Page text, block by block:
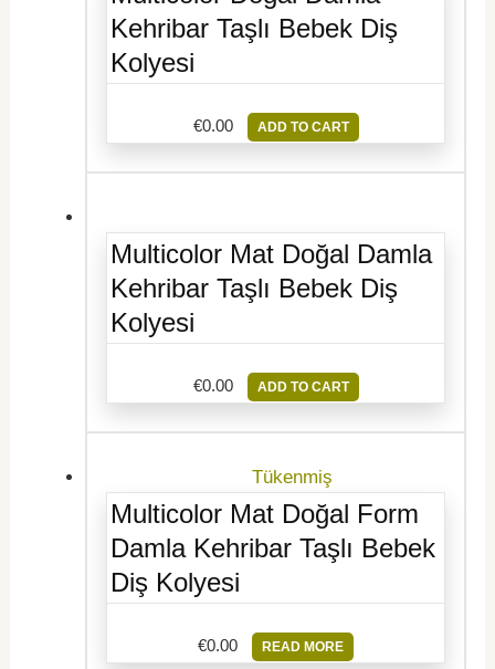
Kehribar Taşlı Bebek Diş
Kolyesi
€0.00 ADD TO CART
Multicolor Mat Doğal Damla
Kehribar Taşlı Bebek Diş
Kolyesi
€0.00 ADD TO CART
Tükenmiş
Multicolor Mat Doğal Form
Damla Kehribar Taşlı Bebek
Diş Kolyesi
€0.00 READ MORE